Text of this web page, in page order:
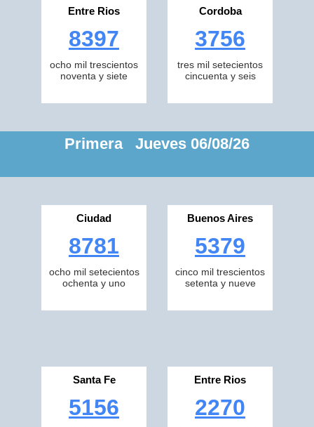
Entre Rios
8397
ocho mil trescientos
noventa y siete
Cordoba
3756
tres mil setecientos
cincuenta y seis
Primera Jueves 06/08/26
Ciudad
8781
ocho mil setecientos
ochenta y uno
Buenos Aires
5379
cinco mil trescientos
setenta y nueve
Santa Fe
5156
Entre Rios
2270